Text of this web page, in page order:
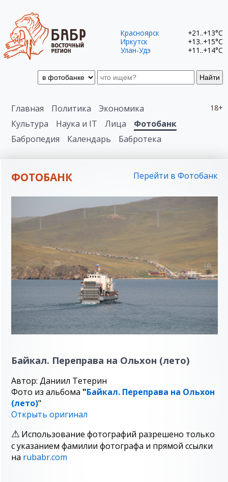
Найти
Красноярск
+21..+13°C
Иркутск
+13..+15°C
Улан-Удэ
+11..+14°C
18+
Главная Политика
Экономика
Культура
Наука и IT Лица
Фотобанк
Бабропедия
Календарь Бабротека
ФОТОБАНК Перейти в Фотобанк
Байкал. Переправа на Ольхон (лето)
Автор: Даниил Тетерин
Фото из альбома "Байкал. Переправа на Ольхон
(лето)"
Открыть оригинал
Использование фотографий разрешено только
с указанием фамилии фотографа и прямой ссылки
на rubabr.com